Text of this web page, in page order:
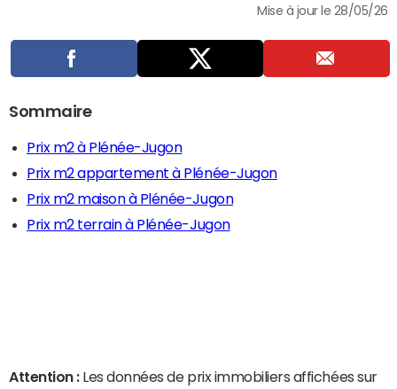
Mise à jour le 28/05/26
Sommaire
Prix m2 à Plénée-Jugon
Prix m2 appartement à Plénée-Jugon
Prix m2 maison à Plénée-Jugon
Prix m2 terrain à Plénée-Jugon
Attention : Les données de prix immobiliers affichées sur